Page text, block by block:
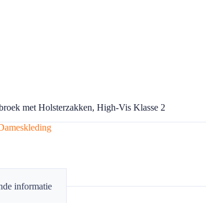
met Holsterzakken, High-Vis Klasse 2
informatie